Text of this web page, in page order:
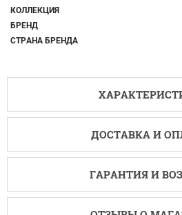
КОЛЛЕКЦИЯ
БРЕНД
СТРАНА БРЕНДА
ДОСТАВКА И
ГАРАНТИЯ И